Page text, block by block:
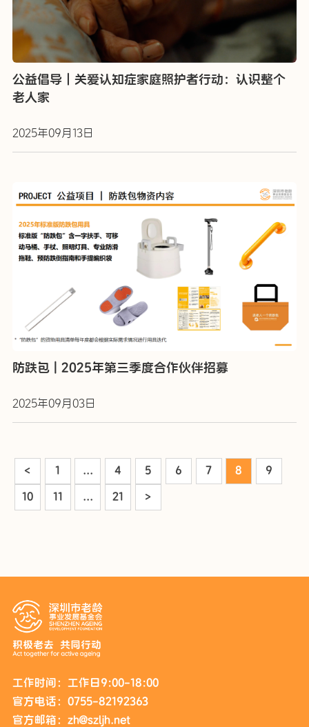
公益倡导｜关爱认知症家庭照护者行动：认识整个
老人家
2025年09月13日
防跌包 | 2025年第三季度合作伙伴招募
2025年09月03日
< 1 ... 4 5 6 7 8
9
10
11 ... 21 >
工作时间：工作日9:00-18:00
官方电话：0755-82192363
官方邮箱：zh@szljh.net